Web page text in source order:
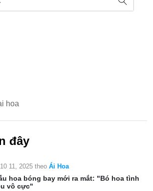
hoa
đây
11, 2025 theo Ái Hoa
hoa bóng bay mới ra mắt: "Bó hoa tình
vô cực"